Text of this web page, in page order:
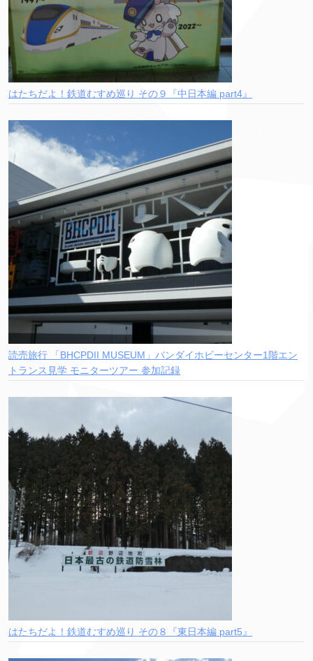
はたちだよ！鉄道むすめ巡り その９『中日本編 part4』
読売旅行 「BHCPDII MUSEUM」バンダイホビーセンター1階エン
トランス見学 モニターツアー 参加記録
はたちだよ！鉄道むすめ巡り その８『東日本編 part5』